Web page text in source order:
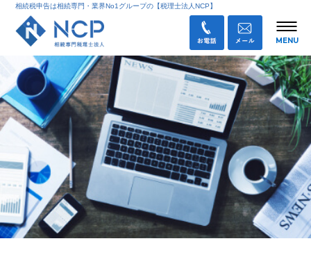
相続税申告は相続専門・業界No1グループの【税理士法人NCP】